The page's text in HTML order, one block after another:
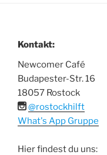
Rostock!“
Kontakt:
Newcomer Café
Budapester-Str. 16
18057 Rostock
@rostockhilft
What's App Gruppe
Hier findest du uns: